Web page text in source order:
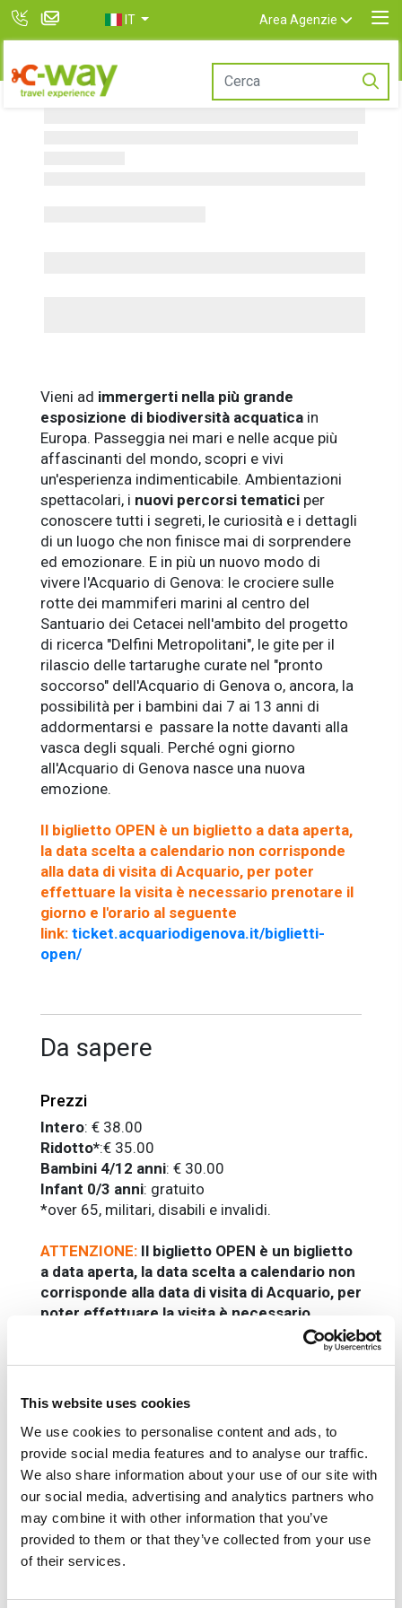
This website uses cookies
We use cookies to personalise content and ads, to
provide social media features and to analyse our traffic.
We also share information about your use of our site with
our social media, advertising and analytics partners who
may combine it with other information that you’ve
provided to them or that they’ve collected from your use
of their services.
IT Area Agenzie
Vieni ad immergerti nella più grande
esposizione di biodiversità acquaticain
Europa. Passeggia nei mari e nelle acque più
affascinanti del mondo, scopri e vivi
un'esperienza indimenticabile. Ambientazioni
spettacolari, i nuovi percorsi tematiciper
conoscere tutti i segreti, le curiosità e i dettagli
di un luogo che non finisce mai di sorprendere
ed emozionare. E in più un nuovo modo di
vivere l'Acquario di Genova: le crociere sulle
rotte dei mammiferi marini al centro del
Santuario dei Cetacei nell'ambito del progetto
di ricerca "Delfini Metropolitani", le gite per il
rilascio delle tartarughe curate nel "pronto
soccorso" dell'Acquario di Genova o, ancora, la
possibilità per i bambini dai 7 ai 13 anni di
addormentarsi e passare la notte davanti alla
vasca degli squali. Perché ogni giorno
all'Acquario di Genova nasce una nuova
emozione.
Il biglietto OPEN è un biglietto a data aperta,
la data scelta a calendario non corrisponde
alla data di visita di Acquario, per poter
effettuare la visita è necessario prenotare il
giorno e l'orario al seguente
link: ticket.acquariodigenova.it/biglietti-
open/
Da sapere
Prezzi
Intero: € 38.00
Ridotto*:€ 35.00
Bambini 4/12 anni: € 30.00
Infant 0/3 anni: gratuito
*over 65, militari, disabili e invalidi.
ATTENZIONE: Il biglietto OPEN è un biglietto
a data aperta, la data scelta a calendario non
corrisponde alla data di visita di Acquario, per
poter effettuare la visita è necessario
prenotare il giorno e l'orario al seguente
ticket.acquariodigenova.it/biglietti-
BigliettoAcquario OPENcon validità un anno
dalla data di acquisto e l'obbligo di
prenotazione della data/giorno di visita al
seguente.
link: ticket.acquariodigenova.it/biglietti-
open/